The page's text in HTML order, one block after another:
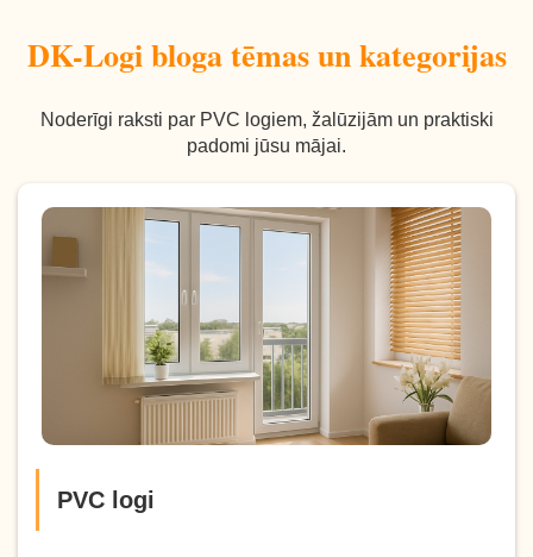
DK-Logi bloga tēmas un kategorijas
Noderīgi raksti par PVC logiem, žalūzijām un praktiski
padomi jūsu mājai.
PVC logi